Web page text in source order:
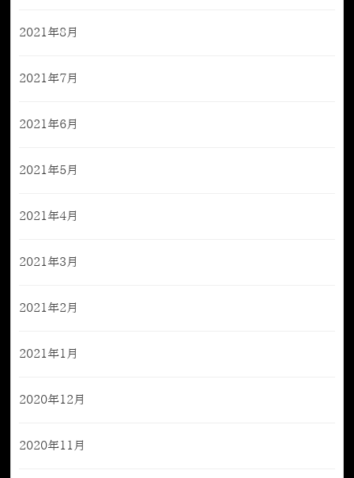
2021年8月
2021年7月
2021年6月
2021年5月
2021年4月
2021年3月
2021年2月
2021年1月
2020年12月
2020年11月